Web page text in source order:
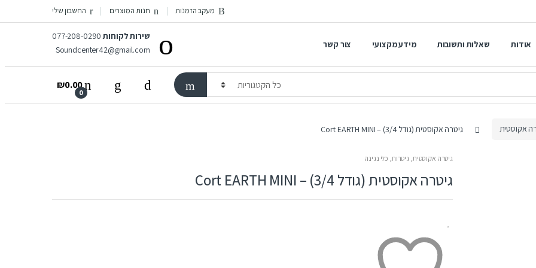
מעקב הזמנות חנות המוצרים החשבון שלי
אודות שאלות ותשובות מידע מקצועי צור קשר
שירות לקוחות077-208-0290
Soundcenter42@gmail.com
0
₪0.00
אקוסטית גיטרה אקוסטית (גודל 3/4) – Cort EARTH MINI
גיטרה אקוסטית, גיטרות, כלי נגינה
גיטרה אקוסטית (גודל 3/4) – Cort EARTH MINI